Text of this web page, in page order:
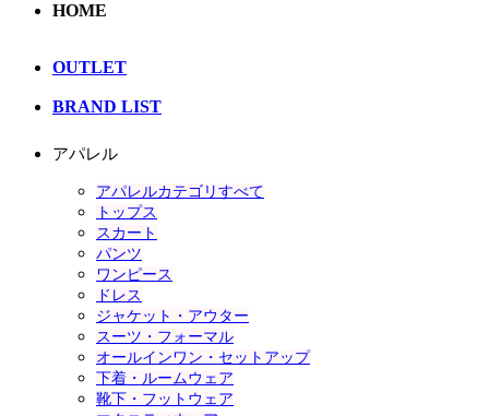
HOME
OUTLET
BRAND LIST
アパレル
アパレルカテゴリすべて
トップス
スカート
パンツ
ワンピース
ドレス
ジャケット・アウター
スーツ・フォーマル
オールインワン・セットアップ
下着・ルームウェア
靴下・フットウェア